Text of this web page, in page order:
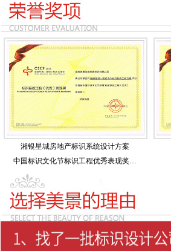
湘银星城房地产标识系统设计方案
中国标识文化节标识工程优秀表现奖…